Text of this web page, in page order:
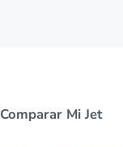
Comparar Mi Jet